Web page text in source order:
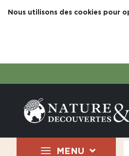
Nous utilisons des cookies pour
MENU